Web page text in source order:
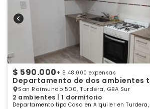
$ 590.000 + $ 48.000 expensas
Departamento de dos ambientes
San Raimundo 500, Turdera, GBA Sur
2 ambientes | 1 dormitorio
Departamento tipo Casa en Alquiler en Turdera,